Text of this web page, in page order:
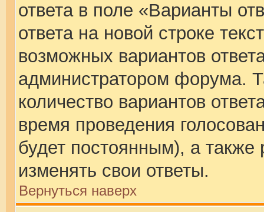
ответа в поле «Варианты
ответа на новой строке
возможных вариантов
администратором форума.
количество вариантов
время проведения
будет постоянным), а также
изменять свои ответы.
Вернуться наверх